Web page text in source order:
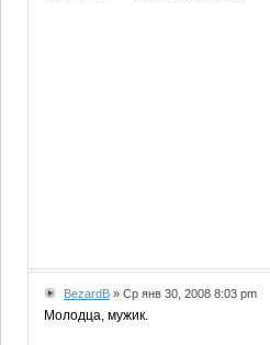
BezardB » Ср янв 30, 2008 8:03 pm
Молодца, мужик.